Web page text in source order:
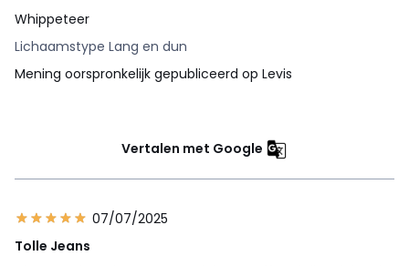
Whippeteer
Lichaamstype Lang en dun
Mening oorspronkelijk gepubliceerd op Levis
Vertalen met Google
07/07/2025
Tolle Jeans